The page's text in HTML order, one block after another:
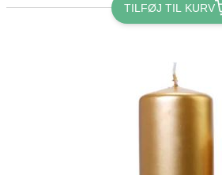
TILFØJ TIL KURV